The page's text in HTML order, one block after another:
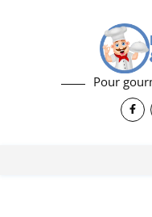
Pour